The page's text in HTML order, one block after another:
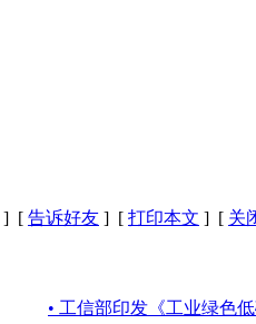
] [ 告诉好友 ] [ 打印本文 ] [ 关
• 工信部印发《工业绿色